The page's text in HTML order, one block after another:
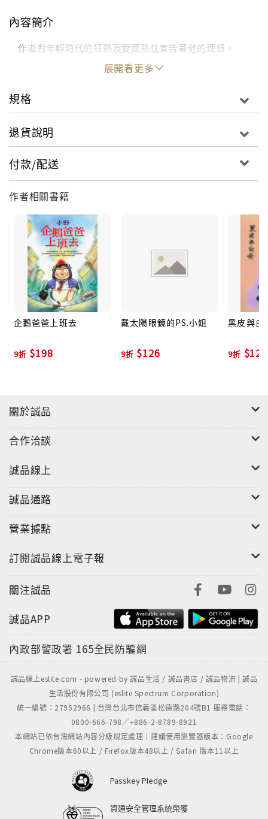
內容簡介
作者對年輕時代的狂熱及愛國熱忱宣告著他的理想。
展開看更多
規格
退貨說明
付款/配送
作者相關書籍
企鵝爸爸上班去
9折 $198
戴太陽眼鏡的PS.小姐
9折 $126
黑皮與白
9折 $126
關於誠品
合作洽談
誠品線上
誠品通路
營業據點
訂閱誠品線上電子報
關注誠品
誠品APP
內政部警政署 165全民防騙網
誠品線上eslite.com - powered by 誠品生活 / 誠品書店 / 誠品物流 | 誠品
生活股份有限公司 (eslite Spectrum Corporation)
統一編號：27952966 | 台灣台北市信義區松德路204號B1 服務電話：
0800-666-798／+886-2-8789-8921
本網站已依台灣網站內容分級規定處理｜建議使用瀏覽器版本：Google
Chrome版本60以上 / Firefox版本48以上 / Safari 版本11以上
Passkey Pledge
資通安全管理系統榮獲